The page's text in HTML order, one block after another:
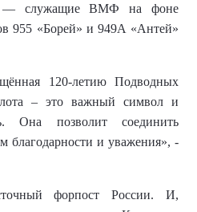
— служащие ВМФ на фоне
955 «Борей» и 949А «Антей»
120-летию Подводных
– это важный символ и
Она позволит соединить
благодарности и уважения», -
форпост России. И,